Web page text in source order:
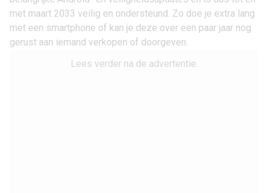
met maart 2033 veilig en ondersteund. Zo doe je extra lang
met een smartphone of kan je deze over een paar jaar nog
gerust aan iemand verkopen of doorgeven.
Lees verder na de advertentie.